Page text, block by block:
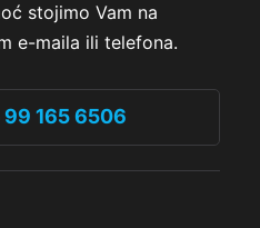
stojimo Vam na
e-maila ili telefona.
165 6506